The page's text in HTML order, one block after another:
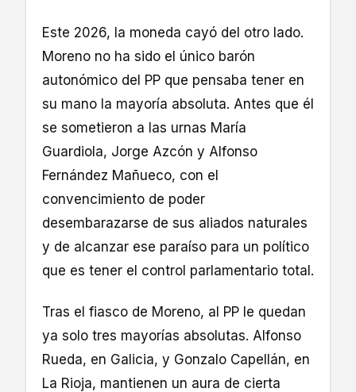
Este 2026, la moneda cayó del otro lado.
Moreno no ha sido el único barón
autonómico del PP que pensaba tener en
su mano la mayoría absoluta. Antes que él
se sometieron a las urnas María
Guardiola, Jorge Azcón y Alfonso
Fernández Mañueco, con el
convencimiento de poder
desembarazarse de sus aliados naturales
y de alcanzar ese paraíso para un político
que es tener el control parlamentario total.
Tras el fiasco de Moreno, al PP le quedan
ya solo tres mayorías absolutas. Alfonso
Rueda, en Galicia, y Gonzalo Capellán, en
La Rioja, mantienen un aura de cierta